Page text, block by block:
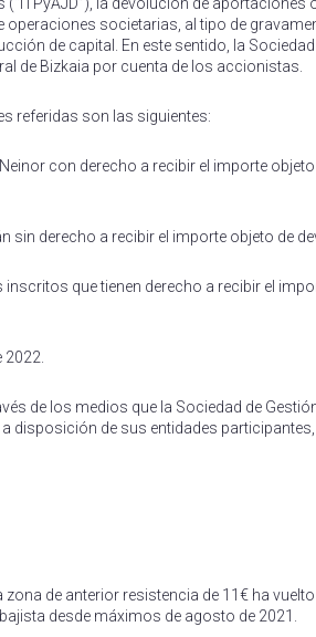
operaciones societarias, al tipo de
de capital. En este sentido, la
de Bizkaia por cuenta de los accionistas.
referidas son las siguientes:
con derecho a recibir el importe
derecho a recibir el importe objeto de
que tienen derecho a recibir el
de los medios que la Sociedad de
disposición de sus entidades
de anterior resistencia de 11€ ha
desde máximos de agosto de 2021.